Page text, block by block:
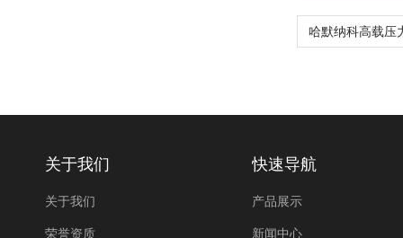
关于我们
关于我们
荣誉资质
快速导航
产品展示
新闻中心